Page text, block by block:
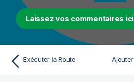
Laissez vos commentaires ici
Exécuter la Route